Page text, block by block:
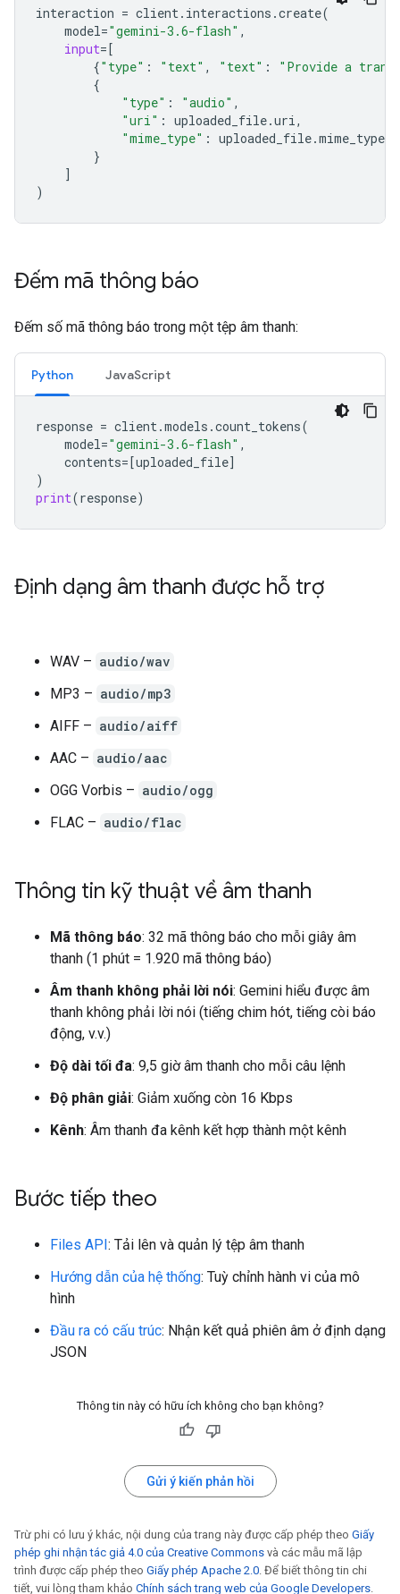
interaction = client . interactions .create(
model="gemini-3.6-flash" ,
input=[
{"type" : "text" , "text" :
"Provide a
{
"type" : "audio" ,
"uri" : uploaded_file.uri ,
"mime_type" : uploaded_file.mime_type
}
]
)
Đếm mã thông báo
Đếm số mã thông báo trong một tệp âm thanh:
Python JavaScript
response = client .models .count_tokens(
model="gemini-3.6-flash" ,
contents=[uploaded_file]
)
print(response)
Định dạng âm thanh được hỗ trợ
WAV – audio/wav
MP3 – audio/mp3
AIFF – audio/aiff
AAC – audio/aac
OGG Vorbis – audio/ogg
FLAC – audio/flac
Thông tin kỹ thuật về âm thanh
Mã thông báo: 32 mã thông báo cho mỗi giây âm
thanh (1 phút = 1.920 mã thông báo)
Âm thanh không phải lời nói: Gemini hiểu được âm
thanh không phải lời nói (tiếng chim hót, tiếng còi báo
động, v.v.)
Độ dài tối đa: 9,5 giờ âm thanh cho mỗi câu lệnh
Độ phân giải: Giảm xuống còn 16 Kbps
Kênh: Âm thanh đa kênh kết hợp thành một kênh
Bước tiếp theo
Files API: Tải lên và quản lý tệp âm thanh
Hướng dẫn của hệ thống: Tuỳ chỉnh hành vi của mô
hình
Đầu ra có cấu trúc: Nhận kết quả phiên âm ở định dạng
JSON
Thông tin này có hữu ích không cho bạn không?
Gửi ý kiến phản hồi
Trừ phi có lưu ý khác, nội dung của trang này được cấp phép theo Giấy
phép ghi nhận tác giả 4.0 của Creative Commons và các mẫu mã lập
trình được cấp phép theo Giấy phép Apache 2.0 . Để biết thông tin chi
tiết, vui lòng tham khảo Chính sách trang web của Google Developers